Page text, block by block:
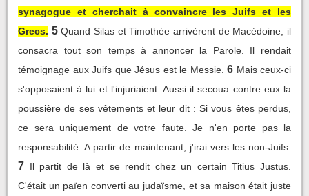
synagogue et cherchait à convaincre les Juifs et les
Grecs. 5 Quand Silas et Timothée arrivèrent de Macédoine, il
consacra tout son temps à annoncer la Parole. Il rendait
témoignage aux Juifs que Jésus est le Messie. 6 Mais ceux-ci
s'opposaient à lui et l'injuriaient. Aussi il secoua contre eux la
poussière de ses vêtements et leur dit : Si vous êtes perdus,
ce sera uniquement de votre faute. Je n'en porte pas la
responsabilité. A partir de maintenant, j'irai vers les non-Juifs.
7 Il partit de là et se rendit chez un certain Titius Justus.
C'était un païen converti au judaïsme, et sa maison était juste